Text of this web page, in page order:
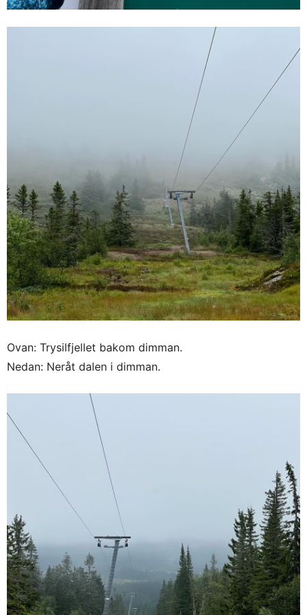
Ovan: Trysilfjellet bakom dimman.
Nedan: Neråt dalen i dimman.